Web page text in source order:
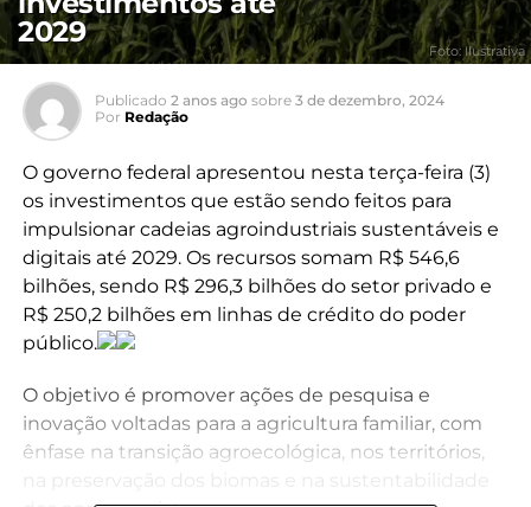
2029
Foto: Ilustrativa
Publicado 2 anos ago sobre 3 de dezembro, 2024
Por Redação
O governo federal apresentou nesta terça-feira (3)
os investimentos que estão sendo feitos para
impulsionar cadeias agroindustriais sustentáveis e
digitais até 2029. Os recursos somam R$ 546,6
bilhões, sendo R$ 296,3 bilhões do setor privado e
R$ 250,2 bilhões em linhas de crédito do poder
público.
O objetivo é promover ações de pesquisa e
inovação voltadas para a agricultura familiar, com
ênfase na transição agroecológica, nos territórios,